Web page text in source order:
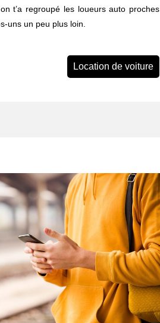
t’a regroupé les loueurs auto proches
uns un peu plus loin.
Location de voiture